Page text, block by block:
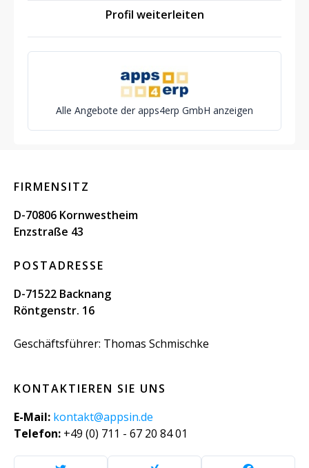
Profil weiterleiten
Alle Angebote der apps4erp GmbH anzeigen
FIRMENSITZ
D-70806 Kornwestheim
Enzstraße 43
POSTADRESSE
D-71522 Backnang
Röntgenstr. 16
Geschäftsführer: Thomas Schmischke
KONTAKTIEREN SIE UNS
E-Mail: kontakt@appsin.de
Telefon: +49 (0) 711 - 67 20 84 01